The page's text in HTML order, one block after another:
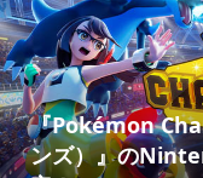
『Pokémon
ンズ）』の